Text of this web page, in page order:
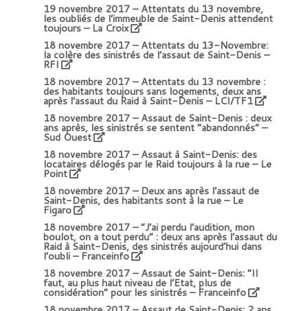
19 novembre 2017 –Attentats du 13 novembre,
les oubliés de l’immeuble de Saint-Denis attendent
toujours – La Croix
18 novembre 2017 –Attentats du 13-Novembre:
la colère des sinistrés de l’assaut de Saint-Denis–
RFI
18 novembre 2017 –Attentats du 13 novembre :
des habitants toujours sans logements, deux ans
après l’assaut du Raid à Saint-Denis– LCI/TF1
18 novembre 2017 –Assaut de Saint-Denis : deux
ans après, les sinistrés se sentent “abandonnés” –
Sud Ouest
18 novembre 2017 –Assaut à Saint-Denis: des
locataires délogés par le Raid toujours à la rue – Le
Point
18 novembre 2017 –Deux ans après l’assaut de
Saint-Denis, des habitants sont à la rue – Le
Figaro
18 novembre 2017 –“J’ai perdu l’audition, mon
boulot, on a tout perdu” : deux ans après l’assaut du
Raid à Saint-Denis, des sinistrés aujourd’hui dans
l’oubli– Franceinfo
18 novembre 2017 –Assaut de Saint-Denis: “Il
faut, au plus haut niveau de l’Etat, plus de
considération” pour les sinistrés – Franceinfo